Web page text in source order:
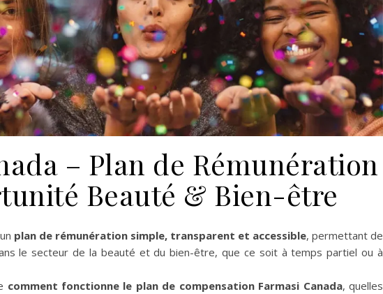
– Plan de Rémunération
Beauté & Bien-être
plan de rémunération simple, transparent et accessible, permettant de
le secteur de la beauté et du bien-être, que ce soit à temps partiel ou à
comment fonctionne le plan de compensation Farmasi Canada, quelles